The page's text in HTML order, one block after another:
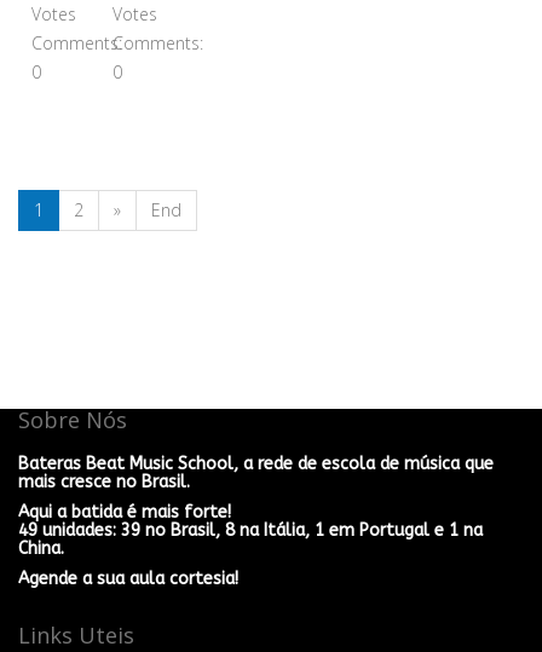
Votes
Comments:
0
Votes
Comments:
0
1 2 » End
Sobre Nós
Bateras Beat Music School, a rede de escola de música que
mais cresce no Brasil.
Aqui a batida é mais forte!
49 unidades: 39 no Brasil, 8 na Itália, 1 em Portugal e 1 na
China.
Agende a sua aula cortesia!
Links Uteis